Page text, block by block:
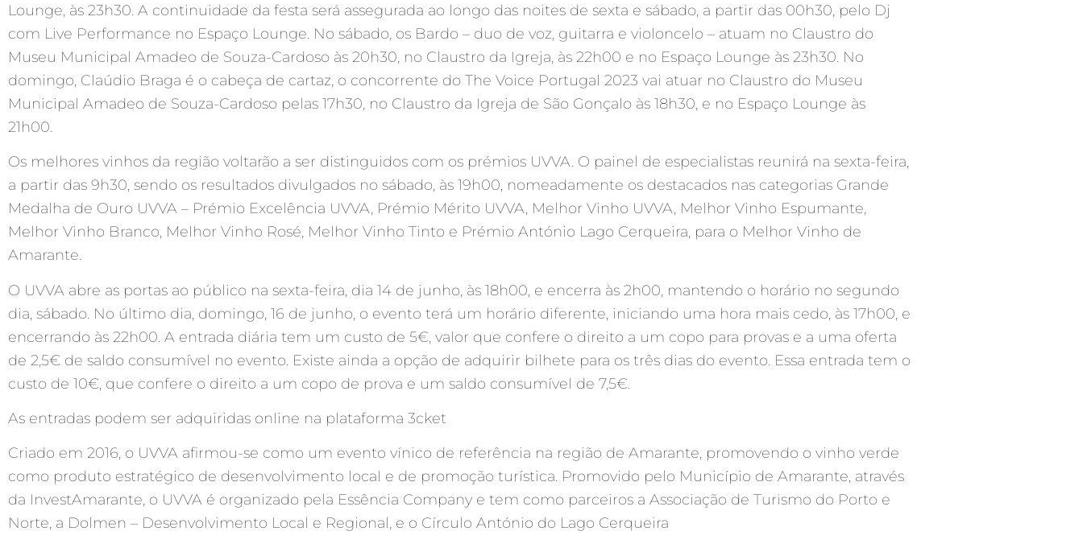
Lounge, às 23h30. A continuidade da festa será assegurada ao longo das noites de sexta e sábado, a partir das 00h30, pelo Dj
com Live Performance no Espaço Lounge. No sábado, os Bardo – duo de voz, guitarra e violoncelo – atuam no Claustro do
Museu Municipal Amadeo de Souza-Cardoso às 20h30, no Claustro da Igreja, às 22h00 e no Espaço Lounge às 23h30. No
domingo, Claúdio Braga é o cabeça de cartaz, o concorrente do The Voice Portugal 2023 vai atuar no Claustro do Museu
Municipal Amadeo de Souza-Cardoso pelas 17h30, no Claustro da Igreja de São Gonçalo às 18h30, e no Espaço Lounge às
21h00.
Os melhores vinhos da região voltarão a ser distinguidos com os prémios UVVA. O painel de especialistas reunirá na sexta-feira,
a partir das 9h30, sendo os resultados divulgados no sábado, às 19h00, nomeadamente os destacados nas categorias Grande
Medalha de Ouro UVVA – Prémio Excelência UVVA, Prémio Mérito UVVA, Melhor Vinho UVVA, Melhor Vinho Espumante,
Melhor Vinho Branco, Melhor Vinho Rosé, Melhor Vinho Tinto e Prémio António Lago Cerqueira, para o Melhor Vinho de
Amarante.
O UVVA abre as portas ao público na sexta-feira, dia 14 de junho, às 18h00, e encerra às 2h00, mantendo o horário no segundo
dia, sábado. No último dia, domingo, 16 de junho, o evento terá um horário diferente, iniciando uma hora mais cedo, às 17h00, e
encerrando às 22h00. A entrada diária tem um custo de 5€, valor que confere o direito a um copo para provas e a uma oferta
de 2,5€ de saldo consumível no evento. Existe ainda a opção de adquirir bilhete para os três dias do evento. Essa entrada tem o
custo de 10€, que confere o direito a um copo de prova e um saldo consumível de 7,5€.
As entradas podem ser adquiridas online na plataforma 3cket
Criado em 2016, o UVVA afirmou-se como um evento vínico de referência na região de Amarante, promovendo o vinho verde
como produto estratégico de desenvolvimento local e de promoção turística. Promovido pelo Município de Amarante, através
da InvestAmarante, o UVVA é organizado pela Essência Company e tem como parceiros a Associação de Turismo do Porto e
Norte, a Dolmen – Desenvolvimento Local e Regional, e o Círculo António do Lago Cerqueira